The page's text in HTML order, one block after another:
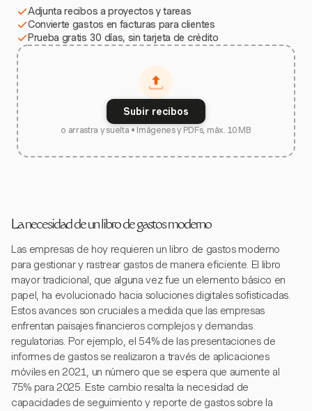
Adjunta recibos a proyectos y tareas
Convierte gastos en facturas para clientes
Prueba gratis 30 días, sin tarjeta de crédito
Subir recibos
o arrastra y suelta • Imágenes y PDFs, máx. 10 MB
La necesidad de un libro de gastos moderno
Las empresas de hoy requieren un libro de gastos moderno
para gestionar y rastrear gastos de manera eficiente. El libro
mayor tradicional, que alguna vez fue un elemento básico en
papel, ha evolucionado hacia soluciones digitales sofisticadas.
Estos avances son cruciales a medida que las empresas
enfrentan paisajes financieros complejos y demandas
regulatorias. Por ejemplo, el 54% de las presentaciones de
informes de gastos se realizaron a través de aplicaciones
móviles en 2021, un número que se espera que aumente al
75% para 2025. Este cambio resalta la necesidad de
capacidades de seguimiento y reporte de gastos sobre la